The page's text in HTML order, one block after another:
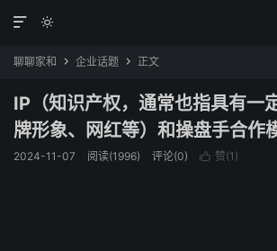


聊聊家和  企业话题  正文
IP（知识产权，通常也指具有一
牌形象、网红等）和操盘手合作
2024-11-07 阅读(1996) 评论(0)  赞(1 )